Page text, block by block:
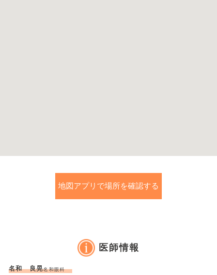
地図アプリで場所を確認する
医師情報
名和 良晃名和眼科